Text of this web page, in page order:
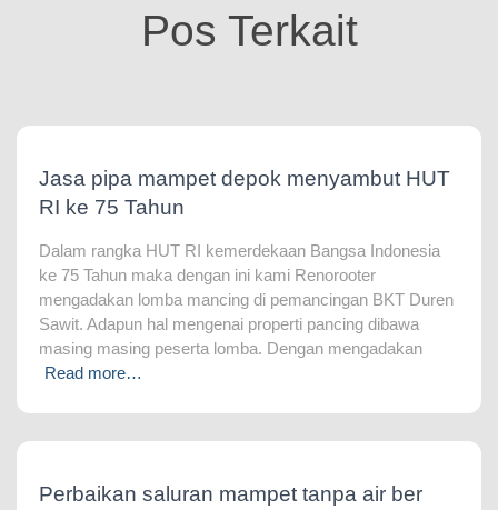
Pos Terkait
Jasa pipa mampet depok menyambut HUT
RI ke 75 Tahun
Dalam rangka HUT RI kemerdekaan Bangsa Indonesia
ke 75 Tahun maka dengan ini kami Renorooter
mengadakan lomba mancing di pemancingan BKT Duren
Sawit. Adapun hal mengenai properti pancing dibawa
masing masing peserta lomba. Dengan mengadakan
Read more…
Perbaikan saluran mampet tanpa air ber